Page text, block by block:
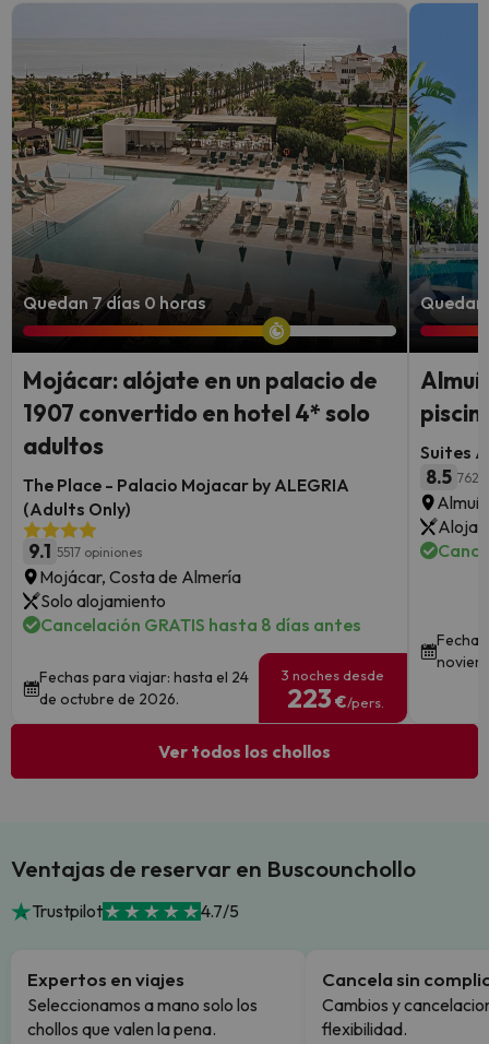
Quedan 7 días 0 horas
Mojácar: alójate en un palacio de
1907 convertido en hotel 4* solo
adultos
The Place - Palacio Mojacar by ALEGRIA
(Adults Only)
9.1 5517 opiniones
Mojácar, Costa de Almería
Solo alojamiento
Cancelación GRATIS hasta 8 días antes
Fechas para viajar: hasta el 24
de octubre de 2026.
3 noches desde
223 €/pers.
Quedan
Suites
8.5 762
Ver todos los chollos
Ventajas de reservar en Buscounchollo
Trustpilot 4.7/5
Expertos en viajes
Seleccionamos a mano solo los
chollos que valen la pena.
Cancela sin
Cambios y
flexibilidad.